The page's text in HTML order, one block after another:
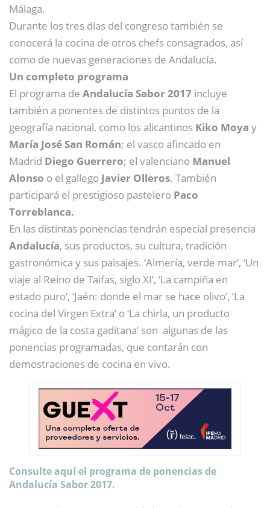
Málaga.
Durante los tres días del congreso también se
conocerá la cocina de otros chefs consagrados, así
como de nuevas generaciones de Andalucía.
Un completo programa
El programa de Andalucía Sabor 2017 incluye
también a ponentes de distintos puntos de la
geografía nacional, como los alicantinos Kiko Moya y
María José San Román; el vasco afincado en
Madrid Diego Guerrero; el valenciano Manuel
Alonso o el gallego Javier Olleros. También
participará el prestigioso pastelero Paco
Torreblanca.
En las distintas ponencias tendrán especial presencia
Andalucía, sus productos, su cultura, tradición
gastronómica y sus paisajes. ‘Almería, verde mar’, ‘Un
viaje al Reino de Taifas, siglo XI’, ‘La campiña en
estado puro’, ‘Jaén: donde el mar se hace olivo’, ‘La
cocina del Virgen Extra’ o ‘La chirla, un producto
mágico de la costa gaditana’ son algunas de las
ponencias programadas, que contarán con
demostraciones de cocina en vivo.
Consulte aquí el programa de ponencias de
Andalucía Sabor 2017.